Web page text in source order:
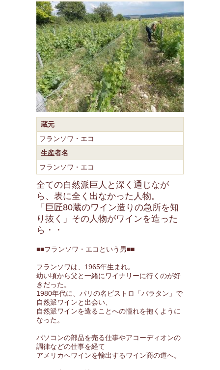
蔵元
フランソワ・エコ
生産者名
フランソワ・エコ
全ての自然派巨人と深く通じなが
ら、表に全く出なかった人物。
「巨匠80蔵のワイン造りの急所を知
り抜く」その人物がワインを造った
ら・・
■■フランソワ・エコという男■■
フランソワは、1965年生まれ。
幼い頃から父と一緒にワイナリーに行くのが好
きだった。
1980年代に、パリの名ビストロ「バラタン」で
自然派ワインと出会い、
自然派ワインを造ることへの憧れを抱くように
なった。
パソコンの部品を売る仕事やアコーディオンの
調律などの仕事を経て
アメリカへワインを輸出するワイン商の道へ。